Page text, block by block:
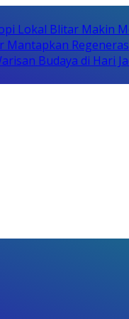
Lokal Blitar Makin
Mantapkan
Budaya di Hari